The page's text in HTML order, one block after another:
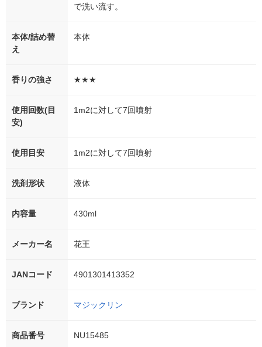
で洗い流す。
本体/詰め替
え
本体
香りの強さ ★★★
使用回数(目
安)
1m2に対して7回噴射
使用目安 1m2に対して7回噴射
洗剤形状 液体
内容量 430ml
メーカー名 花王
JANコード 4901301413352
ブランド マジックリン
商品番号 NU15485